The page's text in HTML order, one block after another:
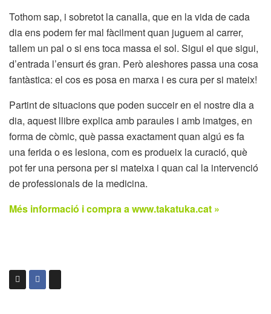
Tothom sap, i sobretot la canalla, que en la vida de cada
dia ens podem fer mal fàcilment quan juguem al carrer,
tallem un pal o si ens toca massa el sol. Sigui el que sigui,
d’entrada l’ensurt és gran. Però aleshores passa una cosa
fantàstica: el cos es posa en marxa i es cura per si mateix!
Partint de situacions que poden succeir en el nostre dia a
dia, aquest llibre explica amb paraules i amb imatges, en
forma de còmic, què passa exactament quan algú es fa
una ferida o es lesiona, com es produeix la curació, què
pot fer una persona per si mateixa i quan cal la intervenció
de professionals de la medicina.
Més informació i compra a www.takatuka.cat »